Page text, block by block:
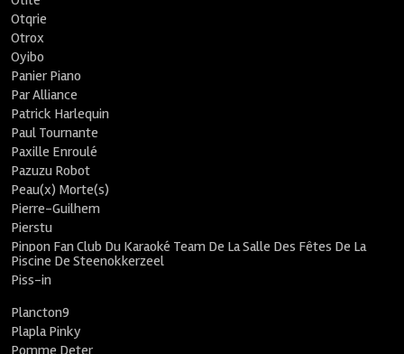
Otqrie
Otrox
Oyibo
Panier Piano
Par Alliance
Patrick Harlequin
Paul Tournante
Paxille Enroulé
Pazuzu Robot
Peau(x) Morte(s)
Pierre-Guilhem
Pierstu
Pinpon Fan Club Du Karaoké Team De La Salle Des Fêtes De La
Piscine De Steenokkerzeel
Piss-in
Plancton9
Plapla Pinky
Pomme Deter